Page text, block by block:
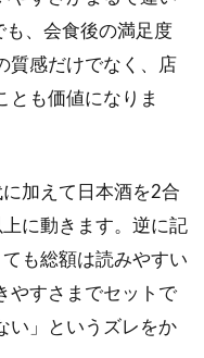
、会食後の満足度
質感だけでなく、店
とも価値になりま
加えて日本酒を2合
に動きます。逆に記
も総額は読みやすい
やすさまでセットで
い」というズレをか